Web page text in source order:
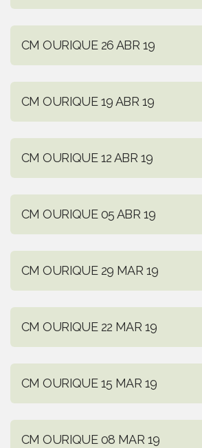
CM OURIQUE 26 ABR 19
CM OURIQUE 19 ABR 19
CM OURIQUE 12 ABR 19
CM OURIQUE 05 ABR 19
CM OURIQUE 29 MAR 19
CM OURIQUE 22 MAR 19
CM OURIQUE 15 MAR 19
CM OURIQUE 08 MAR 19